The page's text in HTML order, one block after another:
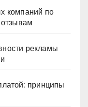
компаний по
рекламы
принципы